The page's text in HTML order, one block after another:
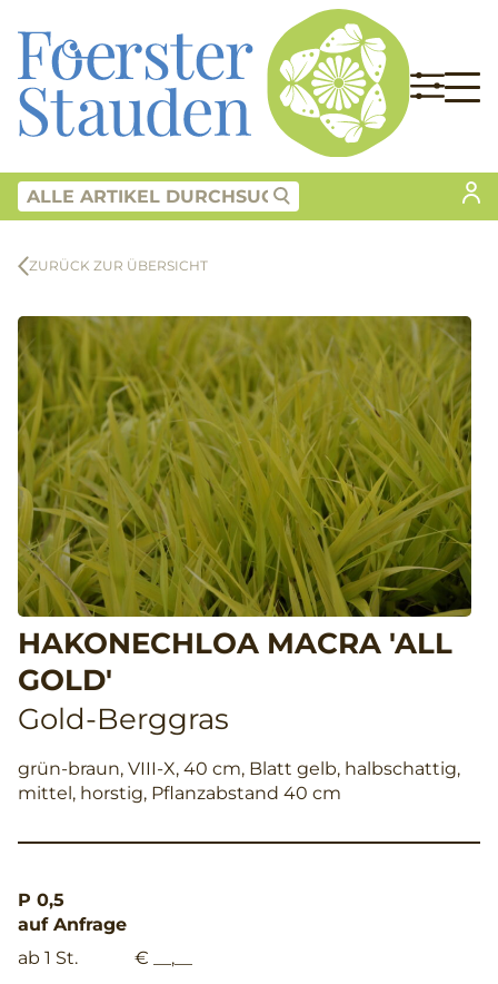
ZURÜCK ZUR ÜBERSICHT
HAKONECHLOA MACRA 'ALL
GOLD'
Gold-Berggras
grün-braun, VIII-X, 40 cm, Blatt gelb, halbschattig,
mittel, horstig, Pflanzabstand 40 cm
P 0,5
auf Anfrage
ab 1 St.
€ __,__